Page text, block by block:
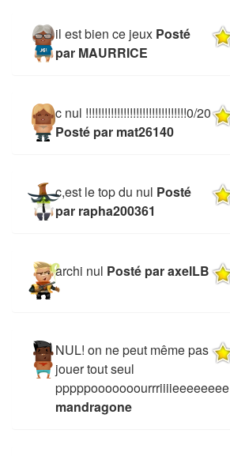
il est bien ce jeux Posté
par MAURRICE
c nul !!!!!!!!!!!!!!!!!!!!!!!!!!!!!!!!0/20
Posté par mat26140
c,est le top du nul Posté
par rapha200361
archi nul Posté par axelLB
NUL! on ne peut même pas
jouer tout seul
pppppooooooourrriiiieeeeeeee
mandragone